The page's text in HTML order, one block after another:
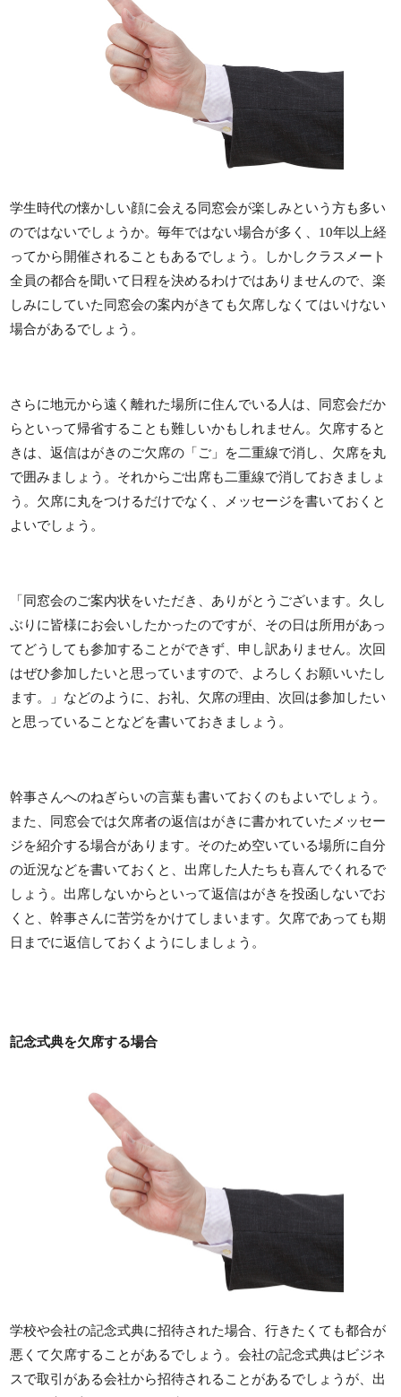
学生時代の懐かしい顔に会える同窓会が楽しみという方も多い
のではないでしょうか。毎年ではない場合が多く、10年以上経
ってから開催されることもあるでしょう。しかしクラスメート
全員の都合を聞いて日程を決めるわけではありませんので、楽
しみにしていた同窓会の案内がきても欠席しなくてはいけない
場合があるでしょう。
さらに地元から遠く離れた場所に住んでいる人は、同窓会だか
らといって帰省することも難しいかもしれません。欠席すると
きは、返信はがきのご欠席の「ご」を二重線で消し、欠席を丸
で囲みましょう。それからご出席も二重線で消しておきましょ
う。欠席に丸をつけるだけでなく、メッセージを書いておくと
よいでしょう。
「同窓会のご案内状をいただき、ありがとうございます。久し
ぶりに皆様にお会いしたかったのですが、その日は所用があっ
てどうしても参加することができず、申し訳ありません。次回
はぜひ参加したいと思っていますので、よろしくお願いいたし
ます。」などのように、お礼、欠席の理由、次回は参加したい
と思っていることなどを書いておきましょう。
幹事さんへのねぎらいの言葉も書いておくのもよいでしょう。
また、同窓会では欠席者の返信はがきに書かれていたメッセー
ジを紹介する場合があります。そのため空いている場所に自分
の近況などを書いておくと、出席した人たちも喜んでくれるで
しょう。出席しないからといって返信はがきを投函しないでお
くと、幹事さんに苦労をかけてしまいます。欠席であっても期
日までに返信しておくようにしましょう。
記念式典を欠席する場合
学校や会社の記念式典に招待された場合、行きたくても都合が
悪くて欠席することがあるでしょう。会社の記念式典はビジネ
スで取引がある会社から招待されることがあるでしょうが、出